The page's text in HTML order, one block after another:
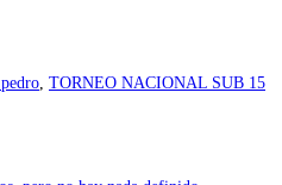
, TORNEO NACIONAL SUB 15